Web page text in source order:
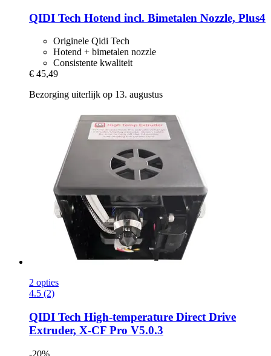
QIDI Tech Hotend incl. Bimetalen Nozzle, Plus4
Originele Qidi Tech
Hotend + bimetalen nozzle
Consistente kwaliteit
€ 45,49
Bezorging uiterlijk op 13. augustus
2 opties
4.5 (2)
QIDI Tech High-​temperature Direct Drive
Extruder, X-​CF Pro V5.0.3
-20%